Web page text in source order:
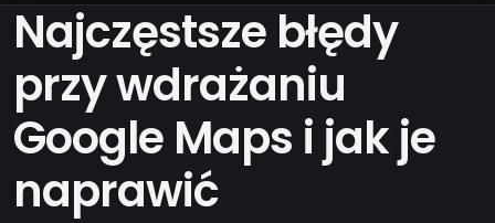
Najczęstsze błędy
przy wdrażaniu
Google Maps i jak je
naprawić